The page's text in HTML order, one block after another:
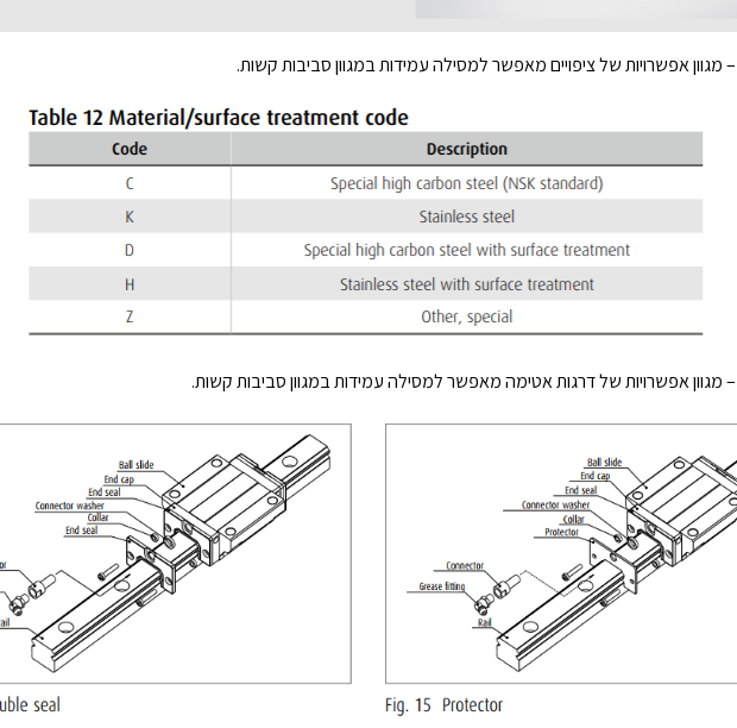
מגוון אפשרויות של ציפויים מאפשר למסילה עמידות במגוון סביבות קשות.
מגוון אפשרויות של דרגות אטימה מאפשר למסילה עמידות במגוון סביבות קשות.